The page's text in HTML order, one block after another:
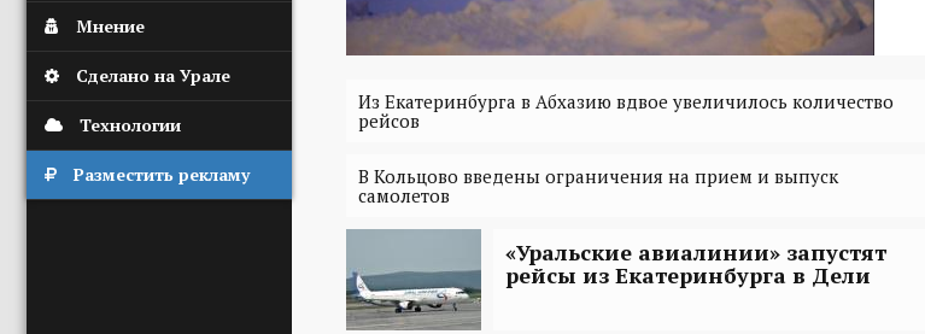
Мнение
Сделано на Урале
Технологии
Разместить рекламу
Из Екатеринбурга в Абхазию вдвое увеличилось количество
рейсов
В Кольцово введены ограничения на прием и выпуск
самолетов
«Уральские авиалинии» запустят
рейсы из Екатеринбурга в Дели